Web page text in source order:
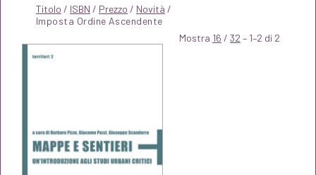
Titolo / ISBN / Prezzo / Novità /
Mostra 16 / 32 – 1–2 di 2